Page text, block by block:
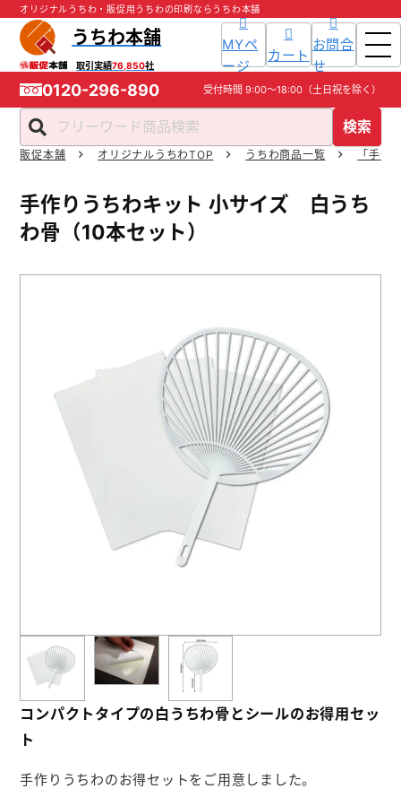
オリジナルうちわ・販促用うちわの印刷ならうちわ本舗
うちわ本舗
取引実績76,850社
検索
MYペ
ージ
カート
お問合
せ
0120-296-890 受付時間 9:00～18:00（土日祝を除く）
商品一覧
スタッフ紹介
お役立ち情報
よくあるご質問
会社概要
販促本舗 オリジナルうちわTOP うちわ商品一覧 「手作
手作りうちわキット 小サイズ 白うち
わ骨（10本セット）
コンパクトタイプの白うちわ骨とシールのお得用セッ
ト
手作りうちわのお得セットをご用意しました。